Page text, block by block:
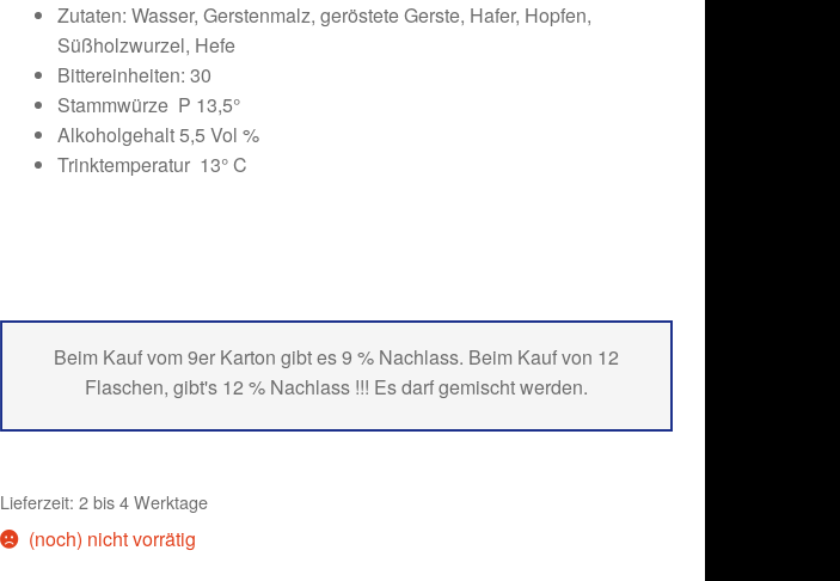
Zutaten: Wasser, Gerstenmalz, geröstete Gerste, Hafer, Hopfen,
Süßholzwurzel, Hefe
Bittereinheiten: 30
Stammwürze P 13,5°
Alkoholgehalt 5,5 Vol %
Trinktemperatur 13° C
Beim Kauf vom 9er Karton gibt es 9 % Nachlass. Beim Kauf von 12
Flaschen, gibt's 12 % Nachlass !!! Es darf gemischt werden.
Lieferzeit: 2 bis 4 Werktage
(noch) nicht vorrätig